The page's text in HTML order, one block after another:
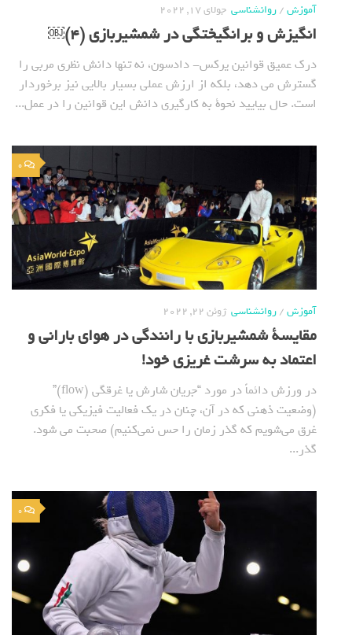
آموزش/روانشناسی جولای 17, 2022
انگیزش و برانگیختگی در شمشیربازی (4)￼
درک عمیق قوانین یرکس- دادسون، نه تنها دانش نظری مربی را
گسترش می دهد، بلکه از ارزش عملی بسیار بالایی نیز برخوردار
است. حال بیایید نحوة به کارگیری دانش این قوانین را در عمل...
0
آموزش/روانشناسی ژوئن 22, 2022
مقایسة شمشیربازی با رانندگی در هوای بارانی و
اعتماد به سرشت غریزی خود!
در ورزش دائماً در مورد “جریان شارش یا غرقگی (flow)”
(وضعیت ذهنی که در آن، چنان در یک فعالیت فیزیکی یا فکری
غرق می‌شویم که گذر زمان را حس نمی‌کنیم) صحبت می شود.
گذر...
0